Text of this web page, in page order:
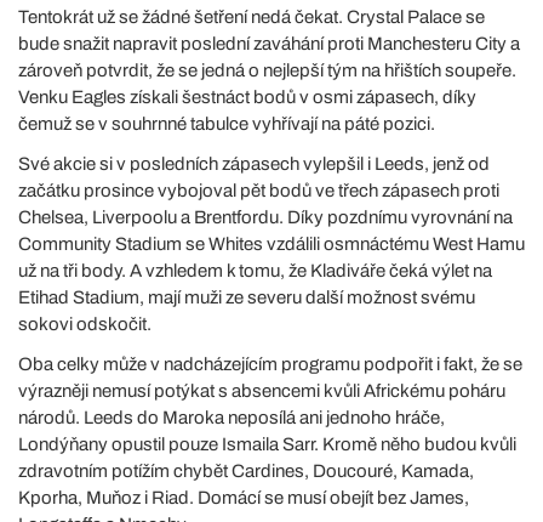
Tentokrát už se žádné šetření nedá čekat. Crystal Palace se
bude snažit napravit poslední zaváhání proti Manchesteru City a
zároveň potvrdit, že se jedná o nejlepší tým na hřištích soupeře.
Venku Eagles získali šestnáct bodů v osmi zápasech, díky
čemuž se v souhrnné tabulce vyhřívají na páté pozici.
Své akcie si v posledních zápasech vylepšil i Leeds, jenž od
začátku prosince vybojoval pět bodů ve třech zápasech proti
Chelsea, Liverpoolu a Brentfordu. Díky pozdnímu vyrovnání na
Community Stadium se Whites vzdálili osmnáctému West Hamu
už na tři body. A vzhledem k tomu, že Kladiváře čeká výlet na
Etihad Stadium, mají muži ze severu další možnost svému
sokovi odskočit.
Oba celky může v nadcházejícím programu podpořit i fakt, že se
výrazněji nemusí potýkat s absencemi kvůli Africkému poháru
národů. Leeds do Maroka neposílá ani jednoho hráče,
Londýňany opustil pouze Ismaila Sarr. Kromě něho budou kvůli
zdravotním potížím chybět Cardines, Doucouré, Kamada,
Kporha, Muňoz i Riad. Domácí se musí obejít bez James,